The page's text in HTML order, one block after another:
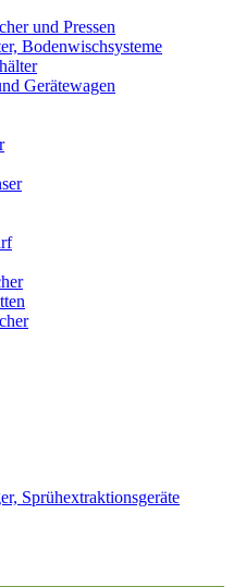
und Pressen
Bodenwischsysteme
Gerätewagen
Sprühextraktionsgeräte